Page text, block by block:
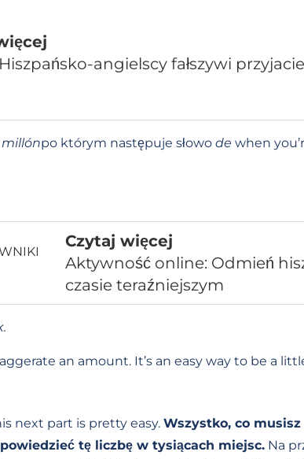
angielscy fałszywi
millónpo którym następuje słowo de when
Czytaj więcej
Aktywność online: Odmień
czasie teraźniejszym
an amount. It’s an easy way to be a
next part is pretty easy. Wszystko, co
tę liczbę w tysiącach miejsc. Na